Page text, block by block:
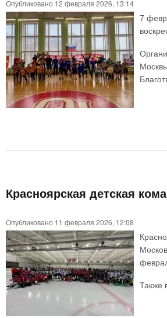
Опубликовано 12 февраля 2026, 13:14
7
Красноярская детская
Опубликовано 11 февраля 2026, 12:08
Также